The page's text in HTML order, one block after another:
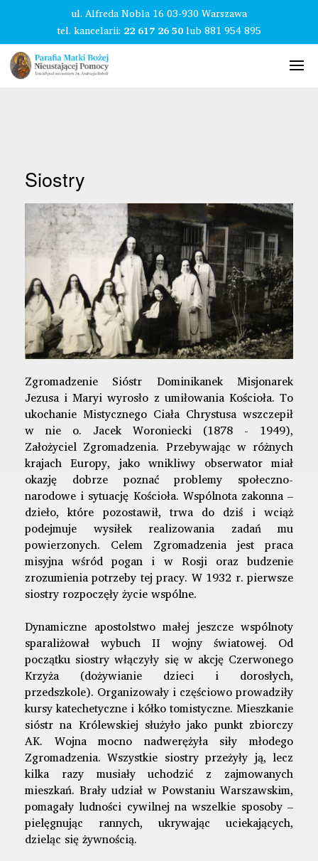
ul. Alfreda Nobla 16 03-930 Warszawa
tel. kancelarii: 22 617 26 50lub881 954 895
Siostry
Zgromadzenie Sióstr Dominikanek Misjonarek
Jezusa i Maryi wyrosło z umiłowania Kościoła. To
ukochanie Mistycznego Ciała Chrystusa wszczepił
w nie o. Jacek Woroniecki (1878 - 1949),
Założyciel Zgromadzenia. Przebywając w różnych
krajach Europy, jako wnikliwy obserwator miał
okazję dobrze poznać problemy społeczno-
narodowe i sytuację Kościoła. Wspólnota zakonna –
dzieło, które pozostawił, trwa do dziś i wciąż
podejmuje wysiłek realizowania zadań mu
powierzonych. Celem Zgromadzenia jest praca
misyjna wśród pogan i w Rosji oraz budzenie
zrozumienia potrzeby tej pracy. W 1932 r. pierwsze
siostry rozpoczęły życie wspólne.
Dynamiczne apostolstwo małej jeszcze wspólnoty
sparaliżował wybuch II wojny światowej. Od
początku siostry włączyły się w akcję Czerwonego
Krzyża (dożywianie dzieci i dorosłych,
przedszkole). Organizowały i częściowo prowadziły
kursy katechetyczne i kółko tomistyczne. Mieszkanie
sióstr na Królewskiej służyło jako punkt zbiorczy
AK. Wojna mocno nadwerężyła siły młodego
Zgromadzenia. Wszystkie siostry przeżyły ją, lecz
kilka razy musiały uchodzić z zajmowanych
mieszkań. Brały udział w Powstaniu Warszawskim,
pomagały ludności cywilnej na wszelkie sposoby –
pielęgnując rannych, ukrywając uciekających,
dzieląc się żywnością.